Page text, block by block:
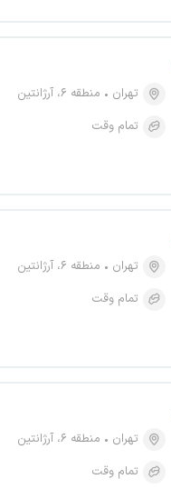
تهران
منطقه ۶، آرژانتین
تمام وقت
تهران
منطقه ۶، آرژانتین
تمام وقت
تهران
منطقه ۶، آرژانتین
تمام وقت